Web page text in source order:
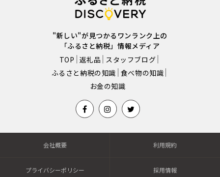
"新しい"が見つかるワンランク上の
「ふるさと納税」情報メディア
TOP 返礼品
スタッフブログ
ふるさと納税の知識 食べ物の知識
お金の知識
会社概要 利用規約
プライバシーポリシー 採用情報